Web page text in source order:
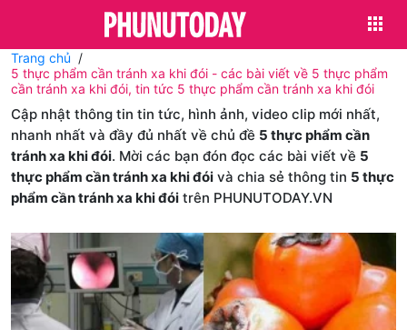
Trang chủ
5 thực phẩm cần tránh xa khi đói - các bài viết về 5 thực phẩm
cần tránh xa khi đói, tin tức 5 thực phẩm cần tránh xa khi đói
Cập nhật thông tin tin tức, hình ảnh, video clip mới nhất,
nhanh nhất và đầy đủ nhất về chủ đề 5 thực phẩm cần
tránh xa khi đói. Mời các bạn đón đọc các bài viết về 5
thực phẩm cần tránh xa khi đói và chia sẻ thông tin 5 thực
phẩm cần tránh xa khi đói trên PHUNUTODAY.VN